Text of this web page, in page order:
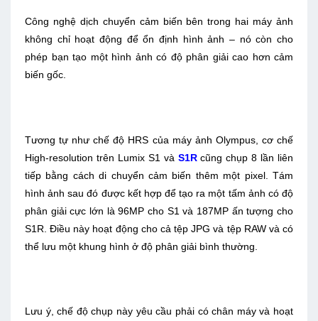
Công nghệ dịch chuyển cảm biến bên trong hai máy ảnh
không chỉ hoạt động để ổn định hình ảnh – nó còn cho
phép bạn tạo một hình ảnh có độ phân giải cao hơn cảm
biến gốc.
Tương tự như chế độ HRS của máy ảnh Olympus, cơ chế
High-resolution trên Lumix S1 và S1Rcũng chụp 8 lần liên
tiếp bằng cách di chuyển cảm biến thêm một pixel. Tám
hình ảnh sau đó được kết hợp để tạo ra một tấm ảnh có độ
phân giải cực lớn là 96MP cho S1 và 187MP ấn tượng cho
S1R. Điều này hoạt động cho cả tệp JPG và tệp RAW và có
thể lưu một khung hình ở độ phân giải bình thường.
Lưu ý, chế độ chụp này yêu cầu phải có chân máy và hoạt